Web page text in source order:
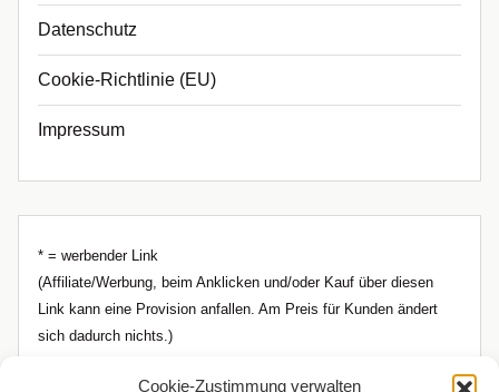
Cookie-Zustimmung verwalten
Datenschutz
Cookie-Richtlinie (EU)
Impressum
* = werbender Link
(Affiliate/Werbung, beim Anklicken und/oder Kauf über diesen
Link kann eine Provision anfallen. Am Preis für Kunden ändert
sich dadurch nichts.)